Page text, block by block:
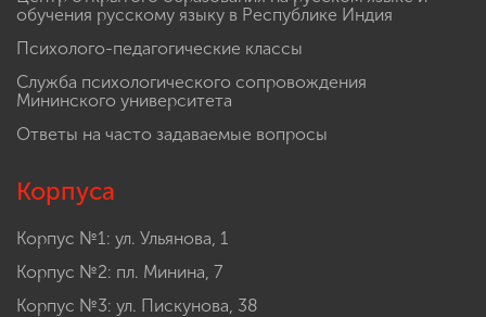
обучения русскому языку в Республике Индия
Психолого-педагогические классы
Служба психологического сопровождения
Мининского университета
Ответы на часто задаваемые вопросы
Корпуса
Корпус №1: ул. Ульянова, 1
Корпус №2: пл. Минина, 7
Корпус №3: ул. Пискунова, 38